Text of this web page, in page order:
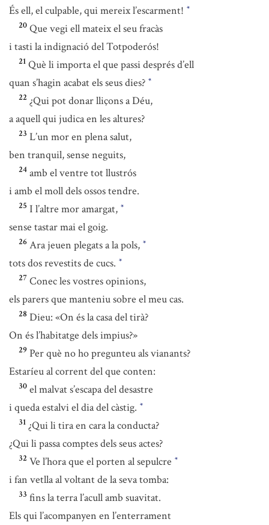
És ell, el culpable, qui mereix l’escarment! *
20 Que vegi ell mateix el seu fracàs
i tasti la indignació del Totpoderós!
21 Què li importa el que passi després d’ell
quan s’hagin acabat els seus dies? *
22 ¿Qui pot donar lliçons a Déu,
a aquell qui judica en les altures?
23 L’un mor en plena salut,
ben tranquil, sense neguits,
24 amb el ventre tot llustrós
i amb el moll dels ossos tendre.
25 I l’altre mor amargat, *
sense tastar mai el goig.
26 Ara jeuen plegats a la pols, *
tots dos revestits de cucs. *
27 Conec les vostres opinions,
els parers que manteniu sobre el meu cas.
28 Dieu: «On és la casa del tirà?
On és l’habitatge dels impius?»
29 Per què no ho pregunteu als vianants?
Estaríeu al corrent del que conten:
30 el malvat s’escapa del desastre
i queda estalvi el dia del càstig. *
31 ¿Qui li tira en cara la conducta?
¿Qui li passa comptes dels seus actes?
32 Ve l’hora que el porten al sepulcre *
i fan vetlla al voltant de la seva tomba:
33 fins la terra l’acull amb suavitat.
Els qui l’acompanyen en l’enterrament